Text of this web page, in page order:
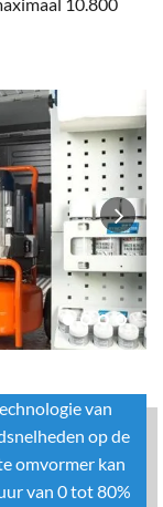
van
op de
omvormer kan
van 0 tot 80%